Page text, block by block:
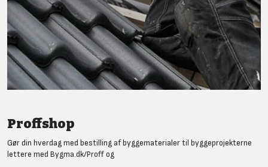
Proffshop
Gør din hverdag med bestilling af byggematerialer til byggeprojekterne
lettere med Bygma.dk/Proff og